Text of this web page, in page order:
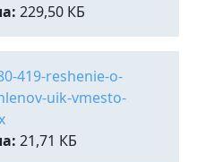
229,50 КБ
419-reshenie-o-
uik-vmesto-
21,71 КБ